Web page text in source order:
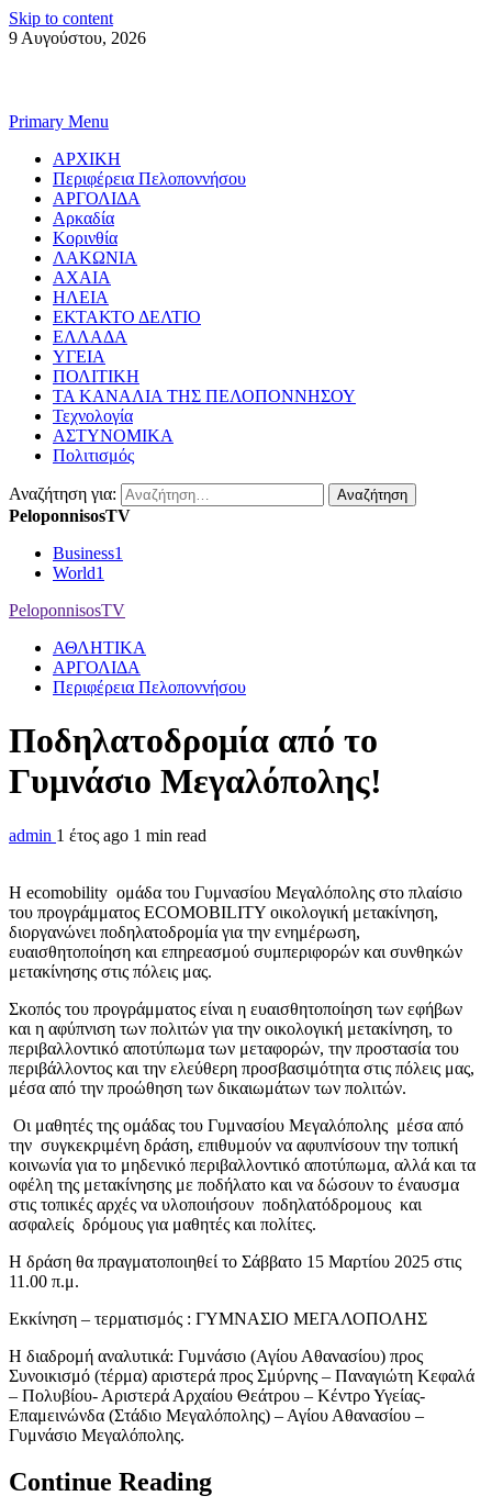
Skip to content
9 Αυγούστου, 2026
Primary Menu
ΑΡΧΙΚΗ
Περιφέρεια Πελοποννήσου
ΑΡΓΟΛΙΔΑ
Αρκαδία
Κορινθία
ΛΑΚΩΝΙΑ
ΑΧΑΙΑ
ΗΛΕΙΑ
ΕΚΤΑΚΤΟ ΔΕΛΤΙΟ
ΕΛΛΑΔΑ
ΥΓΕΙΑ
ΠΟΛΙΤΙΚΗ
ΤΑ ΚΑΝΑΛΙΑ ΤΗΣ ΠΕΛΟΠΟΝΝΗΣΟΥ
Τεχνολογία
ΑΣΤΥΝΟΜΙΚΑ
Πολιτισμός
Αναζήτηση για:
PeloponnisosTV
Business1
World1
PeloponnisosTV
ΑΘΛΗΤΙΚΑ
ΑΡΓΟΛΙΔΑ
Περιφέρεια Πελοποννήσου
Ποδηλατοδρομία από το
Γυμνάσιο Μεγαλόπολης!
admin 1 έτος ago 1 min read
H ecomobility ομάδα του Γυμνασίου Μεγαλόπολης στο πλαίσιο
του προγράμματος ECOMOBILITY οικολογική μετακίνηση,
διοργανώνει ποδηλατοδρομία για την ενημέρωση,
ευαισθητοποίηση και επηρεασμού συμπεριφορών και συνθηκών
μετακίνησης στις πόλεις μας.
Σκοπός του προγράμματος είναι η ευαισθητοποίηση των εφήβων
και η αφύπνιση των πολιτών για την οικολογική μετακίνηση, το
περιβαλλοντικό αποτύπωμα των μεταφορών, την προστασία του
περιβάλλοντος και την ελεύθερη προσβασιμότητα στις πόλεις μας,
μέσα από την προώθηση των δικαιωμάτων των πολιτών.
Οι μαθητές της ομάδας του Γυμνασίου Μεγαλόπολης μέσα από
την συγκεκριμένη δράση, επιθυμούν να αφυπνίσουν την τοπική
κοινωνία για το μηδενικό περιβαλλοντικό αποτύπωμα, αλλά και τα
οφέλη της μετακίνησης με ποδήλατο και να δώσουν το έναυσμα
στις τοπικές αρχές να υλοποιήσουν ποδηλατόδρομους και
ασφαλείς δρόμους για μαθητές και πολίτες.
Η δράση θα πραγματοποιηθεί το Σάββατο 15 Μαρτίου 2025 στις
11.00 π.μ.
Εκκίνηση – τερματισμός : ΓΥΜΝΑΣΙΟ ΜΕΓΑΛΟΠΟΛΗΣ
Η διαδρομή αναλυτικά: Γυμνάσιο (Αγίου Αθανασίου) προς
Συνοικισμό (τέρμα) αριστερά προς Σμύρνης – Παναγιώτη Κεφαλά
– Πολυβίου- Αριστερά Αρχαίου Θεάτρου – Κέντρο Υγείας-
Επαμεινώνδα (Στάδιο Μεγαλόπολης) – Αγίου Αθανασίου –
Γυμνάσιο Μεγαλόπολης.
Continue Reading